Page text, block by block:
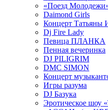
«Поезд
Daimond Girls
Концерт Татьяны
Dj Fire Lady
Певица ПЛАНКА
Пенная вечеринка
DJ PILIGRIM
DMC SIMON
Концерт
Игры разума
DJ Базука
Эротическое шоу